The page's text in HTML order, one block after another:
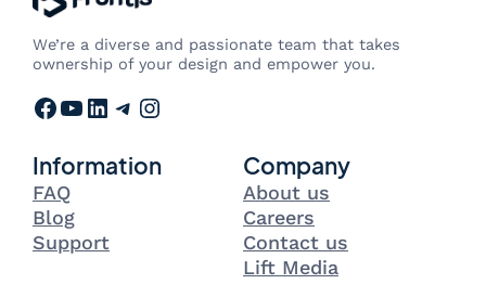
We’re a diverse and passionate team that takes
ownership of your design and empower you.
Facebook YouTube LinkedIn Telegram Instagram
Information
FAQ
Blog
Support
Company
About us
Careers
Contact us
Lift Media